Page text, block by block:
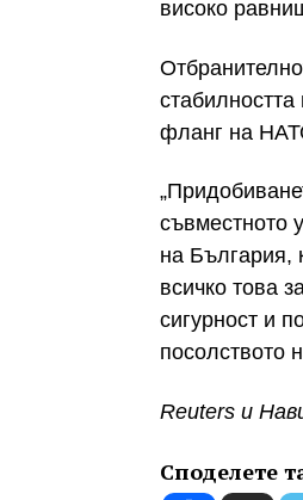
високо
фланг на
съвместното
на България,
всичко това
сигурност и
посолството
Reuters и
Споделете